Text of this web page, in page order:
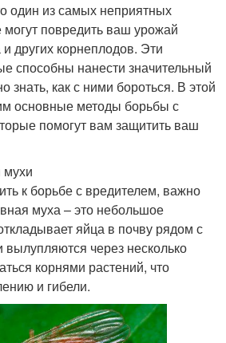
один из самых неприятных
могут повредить ваш урожай
других корнеплодов. Эти
способны нанести значительный
знать, как с ними бороться. В этой
основные методы борьбы с
помогут вам защитить ваш
мухи
к борьбе с вредителем, важно
муха – это небольшое
яйца в почву рядом с
через несколько
корнями растений, что
и гибели.